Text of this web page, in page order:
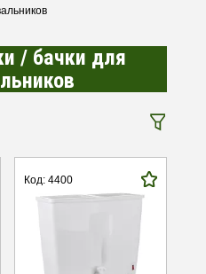
/ бачки для
Код: 4400